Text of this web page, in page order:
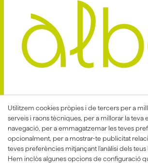
Política de Cookies Condicions
Declaració d'accessibilitat
Canal de denúncies
Utilitzem cookies pròpies i de tercers per a
serveis i raons tècniques, per a millorar la teva
navegació, per a emmagatzemar les teves
opcionalment, per a mostrar-te publicitat
teves preferències mitjançant l'anàlisi dels
Hem inclòs algunes opcions de configuració